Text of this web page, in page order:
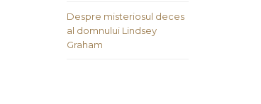
Despre misteriosul deces
al domnului Lindsey
Graham